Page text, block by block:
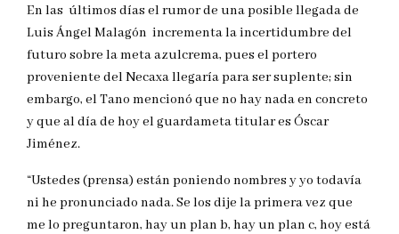
En las últimos días el rumor de una posible llegada de
Luis Ángel Malagón incrementa la incertidumbre del
futuro sobre la meta azulcrema, pues el portero
proveniente del Necaxa llegaría para ser suplente; sin
embargo, el Tano mencionó que no hay nada en concreto
y que al día de hoy el guardameta titular es Óscar
Jiménez.
“Ustedes (prensa) están poniendo nombres y yo todavía
ni he pronunciado nada. Se los dije la primera vez que
me lo preguntaron, hay un plan b, hay un plan c, hoy está